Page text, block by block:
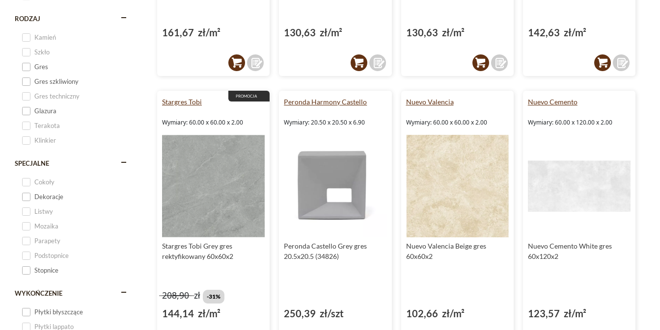
RODZAJ
Kamień
Szkło
Gres
Gres szkliwiony
Gres techniczny
Glazura
Terakota
Klinkier
SPECJALNE
Cokoły
Dekoracje
Listwy
Mozaika
Parapety
Podstopnice
Stopnice
WYKOŃCZENIE
Płytki błyszczące
Płytki lappato
161,67 zł/m² 130,63 zł/m² 130,63 zł/m² 142,63 zł/m²
PROMOCJA
Stargres Tobi
Wymiary: 60.00 x 60.00 x 2.00
Stargres Tobi Grey gres
rektyfikowany 60x60x2
208,90zł -31%
144,14 zł/m²
Peronda Harmony Castello
Wymiary: 20.50 x 20.50 x 6.90
Peronda Castello Grey gres
20.5x20.5 (34826)
250,39 zł/szt
Nuevo Valencia
Wymiary: 60.00 x 60.00 x 2.00
Nuevo Valencia Beige gres
60x60x2
102,66 zł/m²
Nuevo Cemento
Wymiary: 60.00 x 120.00 x 2.00
Nuevo Cemento White gres
60x120x2
123,57 zł/m²